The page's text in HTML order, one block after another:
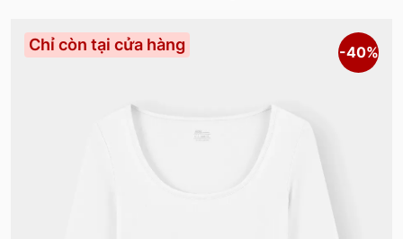
Chỉ còn tại cửa hàng -40%